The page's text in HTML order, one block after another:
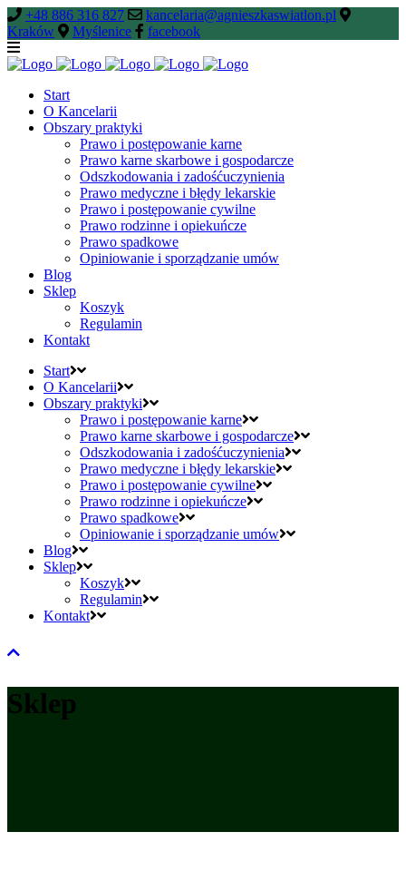
+48 886 316 827
kancelaria@agnieszkaswiatlon.pl
Kraków
Myślenice facebook
Start
O Kancelarii
Obszary praktyki
Prawo i postępowanie karne
Prawo karne skarbowe i gospodarcze
Odszkodowania i zadośćuczynienia
Prawo medyczne i błędy lekarskie
Prawo i postępowanie cywilne
Prawo rodzinne i opiekuńcze
Prawo spadkowe
Opiniowanie i sporządzanie umów
Blog
Sklep
Koszyk
Regulamin
Kontakt
Start
O Kancelarii
Obszary praktyki
Prawo i postępowanie karne
Prawo karne skarbowe i gospodarcze
Odszkodowania i zadośćuczynienia
Prawo medyczne i błędy lekarskie
Prawo i postępowanie cywilne
Prawo rodzinne i opiekuńcze
Prawo spadkowe
Opiniowanie i sporządzanie umów
Blog
Sklep
Koszyk
Regulamin
Kontakt
Sklep